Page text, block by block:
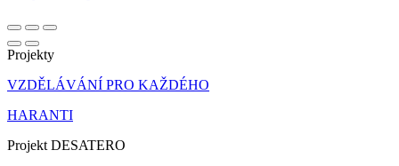
Projekty
VZDĚLÁVÁNÍ PRO KAŽDÉHO
HARANTI
Projekt DESATERO